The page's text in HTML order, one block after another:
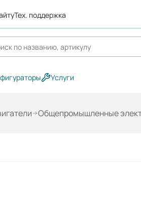
Тех. поддержка
Услуги
Общепромышленные